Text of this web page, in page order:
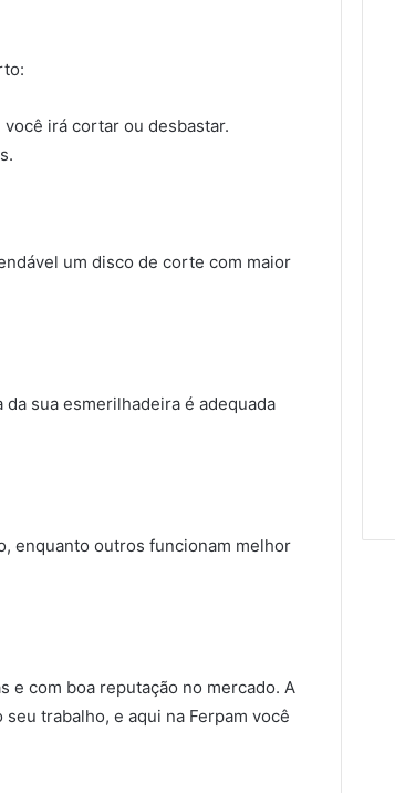
irá cortar ou desbastar.
um disco de corte com maior
sua esmerilhadeira é adequada
enquanto outros funcionam melhor
e com boa reputação no mercado. A
trabalho, e aqui na Ferpam você